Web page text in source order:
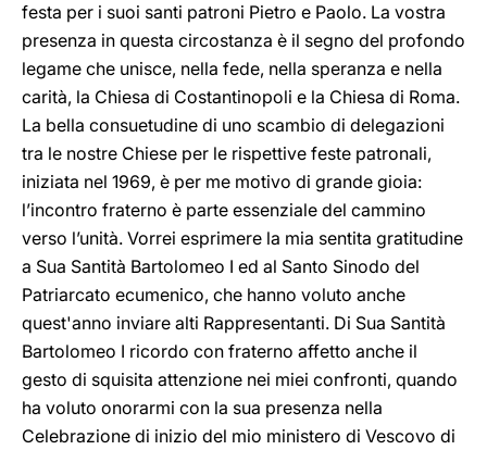
festa per i suoi santi patroni Pietro e Paolo. La vostra
presenza in questa circostanza è il segno del profondo
legame che unisce, nella fede, nella speranza e nella
carità, la Chiesa di Costantinopoli e la Chiesa di Roma.
La bella consuetudine di uno scambio di delegazioni
tra le nostre Chiese per le rispettive feste patronali,
iniziata nel 1969, è per me motivo di grande gioia:
l’incontro fraterno è parte essenziale del cammino
verso l’unità. Vorrei esprimere la mia sentita gratitudine
a Sua Santità Bartolomeo I ed al Santo Sinodo del
Patriarcato ecumenico, che hanno voluto anche
quest'anno inviare alti Rappresentanti. Di Sua Santità
Bartolomeo I ricordo con fraterno affetto anche il
gesto di squisita attenzione nei miei confronti, quando
ha voluto onorarmi con la sua presenza nella
Celebrazione di inizio del mio ministero di Vescovo di